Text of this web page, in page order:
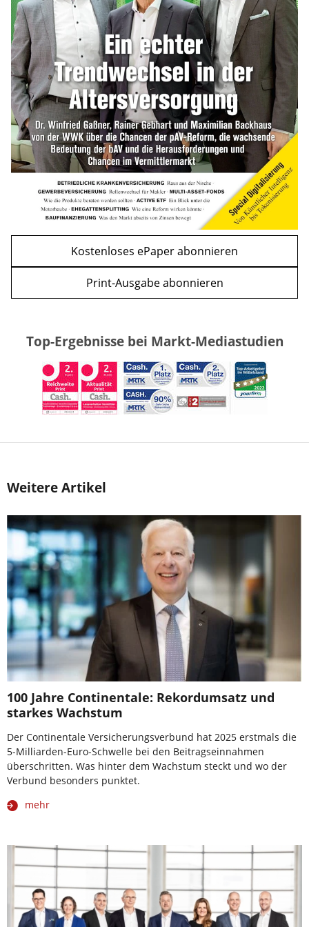
WEITERE ARTIKEL
zurückweiter
Bitcoin im Wartemodus: Fed und CLARITY
Act geben die Richtung vor
mehr
Kostenloses ePaper abonnieren
Print-Ausgabe abonnieren
Top-Ergebnisse bei Markt-Mediastudien
Weitere Artikel
100 Jahre Continentale: Rekordumsatz und
starkes Wachstum
Der Continentale Versicherungsverbund hat 2025 erstmals die
5-Milliarden-Euro-Schwelle bei den Beitragseinnahmen
überschritten. Was hinter dem Wachstum steckt und wo der
Verbund besonders punktet.
mehr